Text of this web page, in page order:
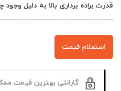
قدرت براده برداری بالا به دلیل
استعلام قیمت
گارانتی بهترین قیمت